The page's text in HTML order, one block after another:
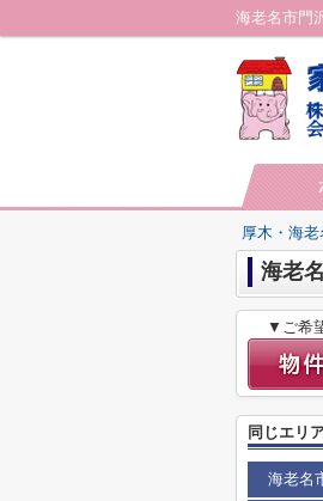
厚木・海
海老
▼ご希
同じエリ
海老名